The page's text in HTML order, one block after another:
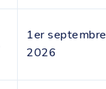
1er septembre
2026